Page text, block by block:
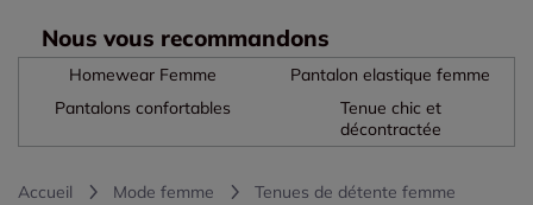
Nous vous recommandons
Homewear Femme
Pantalon elastique femme
Pantalons confortables
Tenue chic et
décontractée
Accueil Mode femme
Tenues de détente femme